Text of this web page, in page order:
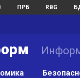
ПРБ RBG